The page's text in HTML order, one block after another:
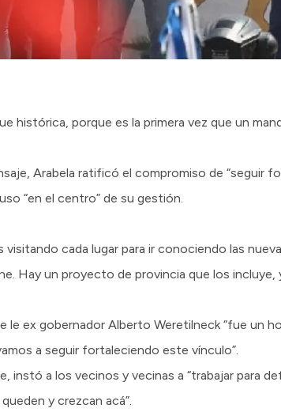
histórica, porque es la primera vez que un
Arabela ratificó el compromiso de “seguir
“en el centro” de su gestión.
visitando cada lugar para ir conociendo las
Hay un proyecto de provincia que los
le ex gobernador Alberto Weretilneck “fue un
a seguir fortaleciendo este vínculo”.
instó a los vecinos y vecinas a “trabajar para
y crezcan acá”.